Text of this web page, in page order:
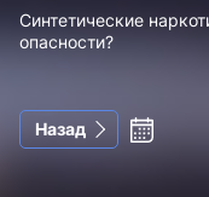
Синтетические
опасности?
Назад